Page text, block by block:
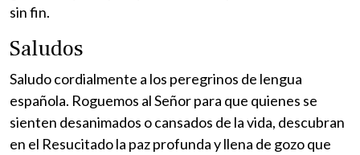
sin fin.
Saludos
Saludo cordialmente a los peregrinos de lengua
española. Roguemos al Señor para que quienes se
sienten desanimados o cansados de la vida, descubran
en el Resucitado la paz profunda y llena de gozo que